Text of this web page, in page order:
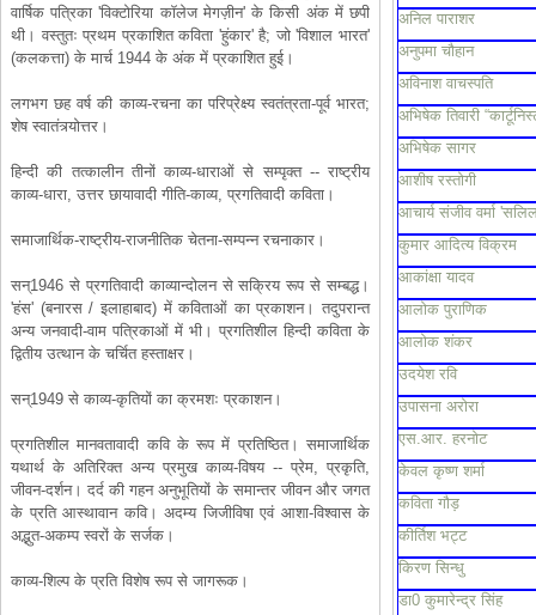
वार्षिक पत्रिका 'विक्टोरिया कॉलेज मेगज़ीन' के किसी अंक में छपी
थी। वस्तुतः प्रथम प्रकाशित कविता 'हुंकार' है; जो 'विशाल भारत'
(कलकत्ता) के मार्च 1944 के अंक में प्रकाशित हुई।
लगभग छह वर्ष की काव्य-रचना का परिप्रेक्ष्य स्वतंत्रता-पूर्व भारत;
शेष स्वातंत्र्योत्तर।
हिन्दी की तत्कालीन तीनों काव्य-धाराओं से सम्पृक्त -- राष्ट्रीय
काव्य-धारा, उत्तर छायावादी गीति-काव्य, प्रगतिवादी कविता।
समाजार्थिक-राष्ट्रीय-राजनीतिक चेतना-सम्पन्न रचनाकार।
सन्1946 से प्रगतिवादी काव्यान्दोलन से सक्रिय रूप से सम्बद्ध।
'हंस' (बनारस / इलाहाबाद) में कविताओं का प्रकाशन। तदुपरान्त
अन्य जनवादी-वाम पत्रिकाओं में भी। प्रगतिशील हिन्दी कविता के
द्वितीय उत्थान के चर्चित हस्ताक्षर।
सन्1949 से काव्य-कृतियों का क्रमशः प्रकाशन।
प्रगतिशील मानवतावादी कवि के रूप में प्रतिष्ठित। समाजार्थिक
यथार्थ के अतिरिक्त अन्य प्रमुख काव्य-विषय -- प्रेम, प्रकृति,
जीवन-दर्शन। दर्द की गहन अनुभूतियों के समान्तर जीवन और जगत
के प्रति आस्थावान कवि। अदम्य जिजीविषा एवं आशा-विश्वास के
अद्भुत-अकम्प स्वरों के सर्जक।
काव्य-शिल्प के प्रति विशेष रूप से जागरूक।
अनिल पाराशर
अनुपमा चौहान
अविनाश वाचस्पति
अभिषेक तिवारी
अभिषेक सागर
आशीष रस्तोगी
आचार्य संजीव वर्मा
कुमार आदित्य विक्रम
आकांक्षा यादव
आलोक पुराणिक
आलोक शंकर
उदयेश रवि
उपासना अरोरा
एस.आर. हरनोट
केवल कृष्ण शर्मा
कविता गौड़
कीर्तिश भट्ट
किरण सिन्धु
डा0 कुमारेन्द्र सिंह